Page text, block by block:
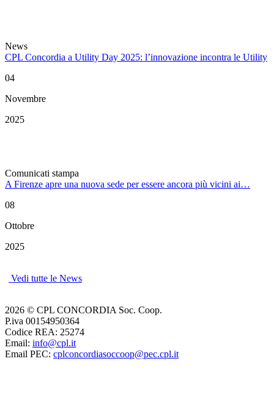
News
CPL Concordia a Utility Day 2025: l’innovazione incontra le Utility
04
Novembre
2025
Comunicati stampa
A Firenze apre una nuova sede per essere ancora più vicini ai…
08
Ottobre
2025
Vedi tutte le News
2026 © CPL CONCORDIA Soc. Coop.
P.iva 00154950364
Codice REA: 25274
Email: info@cpl.it
Email PEC: cplconcordiasoccoop@pec.cpl.it